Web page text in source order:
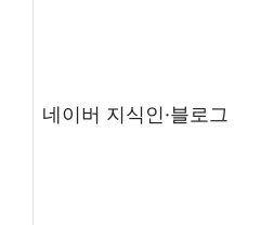
네이버 지식인·블로그